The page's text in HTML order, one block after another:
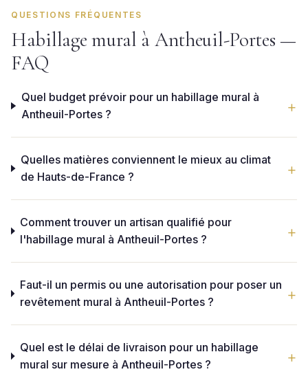
QUESTIONS FRÉQUENTES
Habillage mural à Antheuil-Portes —
FAQ
Quel budget prévoir pour un habillage mural à
Antheuil-Portes ?
Quelles matières conviennent le mieux au climat
de Hauts-de-France ?
Comment trouver un artisan qualifié pour
l'habillage mural à Antheuil-Portes ?
Faut-il un permis ou une autorisation pour poser un
revêtement mural à Antheuil-Portes ?
Quel est le délai de livraison pour un habillage
mural sur mesure à Antheuil-Portes ?